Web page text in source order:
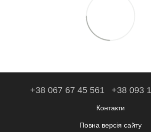
+38 067 67 45 561 +38 093
Контакти
Повна версія сайту